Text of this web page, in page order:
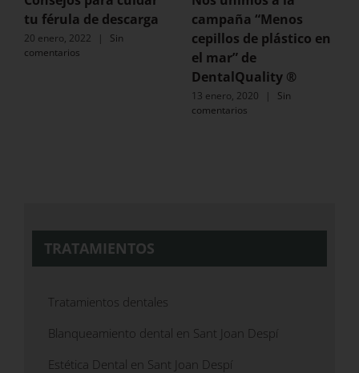
tu férula de descarga
20 enero, 2022 |
Sin
comentarios
campaña “Menos
cepillos de plástico en
el mar” de
DentalQuality ®
13 enero, 2020 |
Sin
comentarios
TRATAMIENTOS
Tratamientos dentales
Blanqueamiento dental en Sant Joan Despí
Estética Dental en Sant Joan Despí